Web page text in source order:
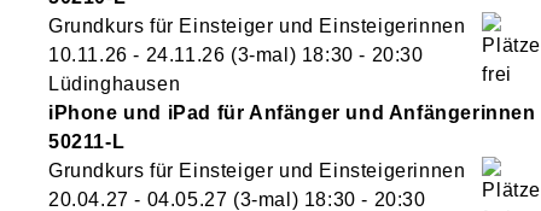
Grundkurs für Einsteiger und Einsteigerinnen
10.11.26 - 24.11.26 (3-mal) 18:30 - 20:30
Lüdinghausen
iPhone und iPad für Anfänger und Anfängerinnen
50211-L
Grundkurs für Einsteiger und Einsteigerinnen
20.04.27 - 04.05.27 (3-mal) 18:30 - 20:30